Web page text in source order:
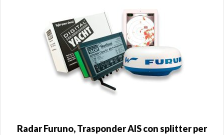
Radar Furuno, Trasponder AIS con splitter per